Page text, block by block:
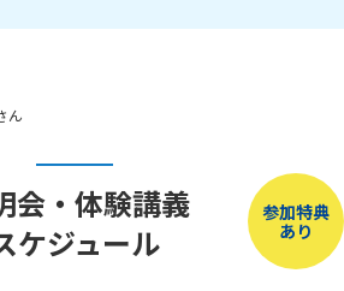
ん
参加特典
あり
会・体験講義
ケジュール